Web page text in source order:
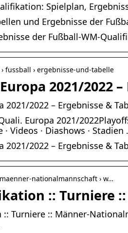
Spielplan,
und Ergebnisse der
der Fußball-WM-
fussball › ergebnisse-und-tabelle
2021/2022
2021/2022 – Ergebnisse &
Europa 2021/
Videos · Diashows · Stadien
2021/2022 – Ergebnisse &
nationalmannschaft › w…
:: Turniere
Turniere :: Männer-